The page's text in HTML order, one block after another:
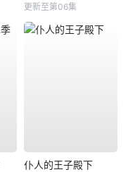
更新至第06集
仆人的王子殿下